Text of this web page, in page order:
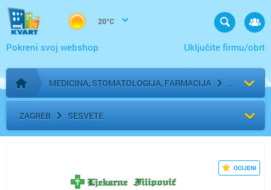
20°C
Uključite firmu/obrt
Pokreni svoj webshop
Početna stranica
MEDICINA, STOMATOLOGIJA, FARMACIJA
ZAGREB SESVETE
OCIJENI